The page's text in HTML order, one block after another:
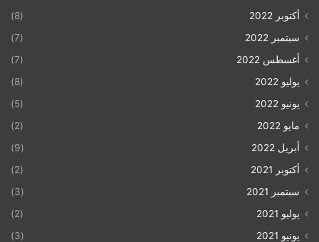
أكتوبر 2022
(8)
سبتمبر 2022
(7)
أغسطس 2022
(7)
يوليو 2022
(8)
يونيو 2022
(5)
مايو 2022
(2)
أبريل 2022
(9)
أكتوبر 2021
(2)
سبتمبر 2021
(3)
يوليو 2021
(2)
يونيو 2021
(3)